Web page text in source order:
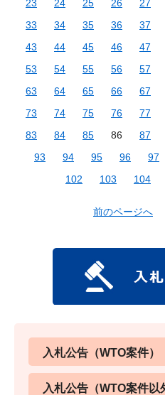
23
24 25 26 27
33
34 35 36 37
43
44 45 46 47
53
54 55 56 57
63
64 65 66 67
73
74 75 76 77
83
84 85 86 87
93
94 95 96 97
102
103 104
前のページへ
入札公告（WTO案件）
入札公告（WTO案件以